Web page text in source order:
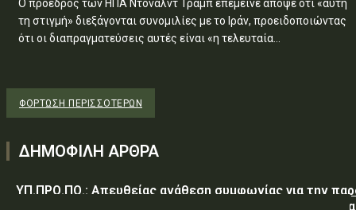
Ο πρόεδρος των ΗΠΑ Ντόναλντ Τραμπ επέμεινε απόψε ότι «αυτή
τη στιγμή» διεξάγονται συνομιλίες με το Ιράν, προειδοποιώντας
ότι οι διαπραγματεύσεις αυτές είναι «η τελευταία...
ΦΌΡΤΩΣΗ ΠΕΡΙΣΣΟΤΈΡΩΝ
ΔΗΜΟΦΙΛΗ ΑΡΘΡΑ
ΥΠ.ΠΡΟ.ΠΟ.: Απευθείας ανάθεση συμφωνίας για την
υπηρεσιών κλειδαρά για τη σφράγιση οικίας στα Μέγαρα